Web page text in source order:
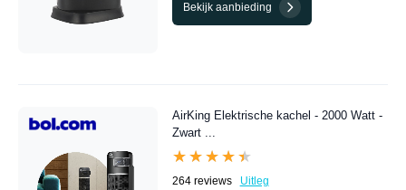
Bekijk aanbieding
AirKing Elektrische kachel - 2000 Watt -
Zwart ...
★★★★★
★★★★★
264 reviews Uitleg